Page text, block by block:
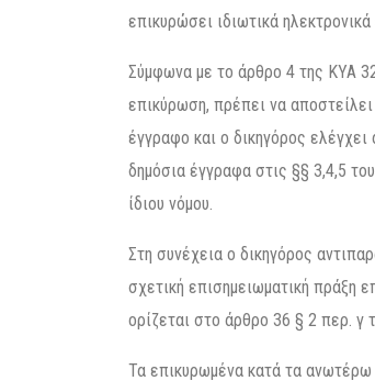
επικυρώσει ιδιωτικά
Σύμφωνα με το άρθρο 4 της ΚΥΑ
επικύρωση, πρέπει να αποστείλει
έγγραφο και ο δικηγόρος
δημόσια έγγραφα στις §§ 3,4,5
ίδιου νόμου.
Στη συνέχεια ο δικηγόρος
σχετική επισημειωματική πράξη
ορίζεται στο άρθρο 36 § 2 περ. γ
Τα επικυρωμένα κατά τα ανωτέρω